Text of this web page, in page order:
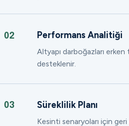
02 Performans Analitiği
Altyapı darboğazları
desteklenir.
03 Süreklilik Planı
Kesinti senaryoları için